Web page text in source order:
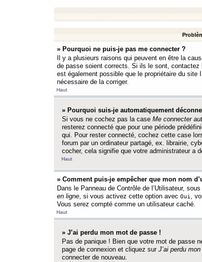
» Pourquoi ne puis-je pas me connecter ?
Il y a plusieurs raisons qui peuvent en être la
de passe soient corrects. Si ils le sont, contactez
est également possible que le propriétaire du site
nécessaire de la corriger.
Haut
» Pourquoi suis-je automatiquement
Si vous ne cochez pas la case Me connecter
resterez connecté que pour une période
qui. Pour rester connecté, cochez cette case
forum par un ordinateur partagé, ex. librairie,
cocher, cela signifie que votre administrateur a
Haut
» Comment puis-je empêcher que mon nom
Dans le Panneau de Contrôle de l’Utilisateur,
en ligne, si vous activez cette option avec Oui ,
Vous serez compté comme un utilisateur caché.
Haut
» J’ai perdu mon mot de passe !
Pas de panique ! Bien que votre mot de passe
page de connexion et cliquez sur J’ai perdu
connecter de nouveau.